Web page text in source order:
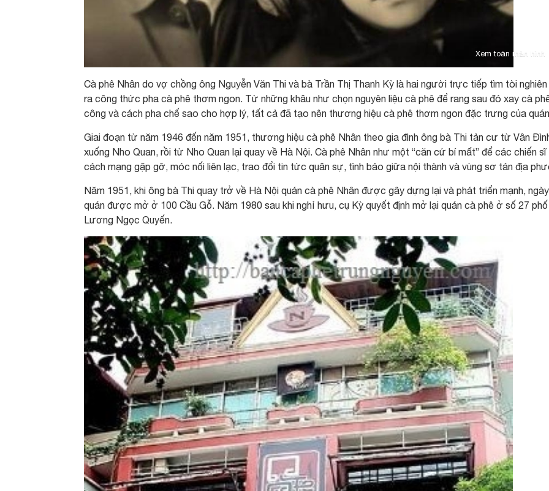
Xem toàn màn hình
Cà phê Nhân do vợ chồng ông Nguyễn Văn Thi và bà Trần Thị Thanh Kỳ là hai người trực tiếp tìm tòi
ra công thức pha cà phê thơm ngon. Từ những khâu như chọn nguyên liệu cà phê để rang sau đó xay cà
công và cách pha chế sao cho hợp lý, tất cả đã tạo nên thương hiệu cà phê thơm ngon đặc trưng của
Giai đoạn từ năm 1946 đến năm 1951, thương hiệu cà phê Nhân theo gia đình ông bà Thi tản cư từ Vân
xuống Nho Quan, rồi từ Nho Quan lại quay về Hà Nội. Cà phê Nhân như một “căn cứ bí mất” để các chiến sĩ
cách mạng gặp gỡ, móc nối liên lạc, trao đổi tin tức quân sự, tình báo giữa nội thành và vùng sơ tán địa
Năm 1951, khi ông bà Thi quay trở về Hà Nội quán cà phê Nhân được gây dựng lại và phát triển mạnh,
quán được mở ở 100 Cầu Gỗ. Năm 1980 sau khi nghỉ hưu, cụ Kỳ quyết định mở lại quán cà phê ở số 27 phố
Lương Ngọc Quyến.